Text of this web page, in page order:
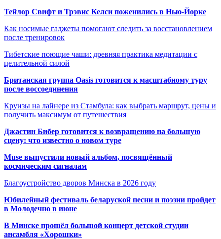
Тейлор Свифт и Трэвис Келси поженились в Нью-Йорке
Как носимые гаджеты помогают следить за восстановлением
после тренировок
Тибетские поющие чаши: древняя практика медитации с
целительной силой
Британская группа Oasis готовится к масштабному туру
после воссоединения
Круизы на лайнере из Стамбула: как выбрать маршрут, цены и
получить максимум от путешествия
Джастин Бибер готовится к возвращению на большую
сцену: что известно о новом туре
Muse выпустили новый альбом, посвящённый
космическим сигналам
Благоустройство дворов Минска в 2026 году
Юбилейный фестиваль беларуской песни и поэзии пройдет
в Молодечно в июне
В Минске прошёл большой концерт детской студии
ансамбля «Хорошки»